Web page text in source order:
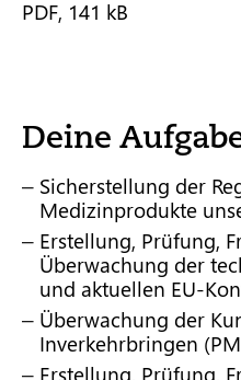
PDF, 141 kB
Deine
Sicherstellung der
Medizinprodukte
Erstellung, Prüfung,
Überwachung der
und aktuellen EU-
Überwachung der
Inverkehrbringen
Erstellung, Prüfung,